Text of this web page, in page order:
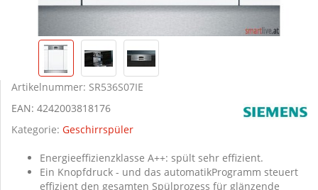
Artikelnummer: SR536S07IE
EAN: 4242003818176
Kategorie: Geschirrspüler
Energieeffizienzklasse A++: spült sehr effizient.
Ein Knopfdruck - und das automatikProgramm steuert
effizient den gesamten Spülprozess für glänzende